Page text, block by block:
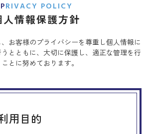
PRIVACY POLICY
人情報保護方針
お客様のプライバシーを尊重し個人情報に
とともに、 大切に保護し、適正な管理を行
ことに努めております。
用目的